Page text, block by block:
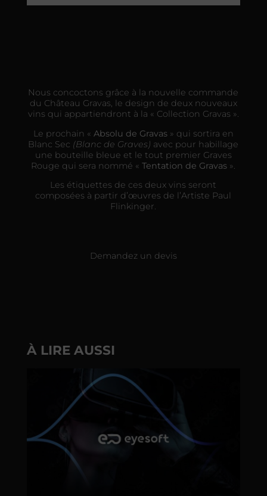
Nous concoctons grâce à la nouvelle commande
du Château Gravas, le design de deux nouveaux
vins qui appartiendront à la « Collection Gravas ».
Le prochain « Absolu de Gravas» qui sortira en
Blanc Sec (Blanc de Graves) avec pour habillage
une bouteille bleue et le tout premier Graves
Rouge qui sera nommé «Tentation de Gravas ».
Les étiquettes de ces deux vins seront
composées à partir d’œuvres de l’Artiste Paul
Flinkinger.
Demandez un devis
À LIRE AUSSI